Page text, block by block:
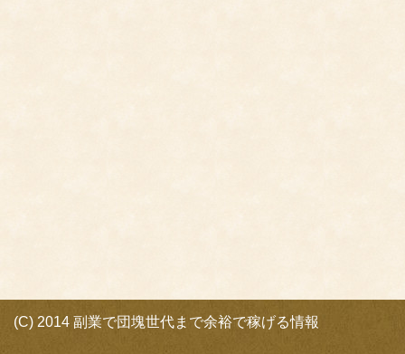
(C) 2014 副業で団塊世代まで余裕で稼げる情報